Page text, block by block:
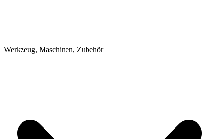
Werkzeug, Maschinen, Zubehör